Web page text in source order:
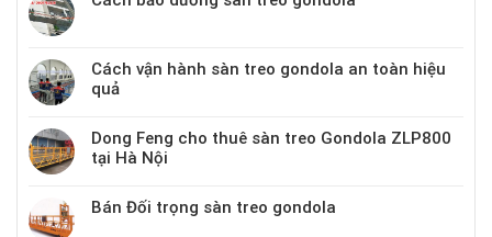
Cách vận hành sàn treo gondola an toàn hiệu
quả
Dong Feng cho thuê sàn treo Gondola ZLP800
tại Hà Nội
Bán Đối trọng sàn treo gondola